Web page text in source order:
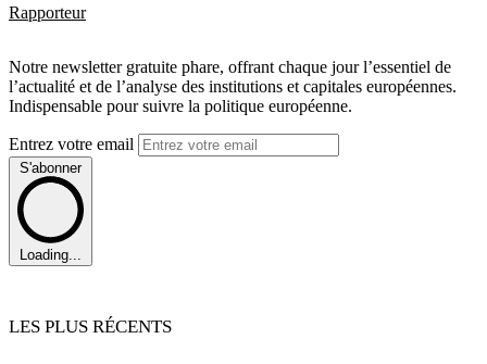
Rapporteur
Notre newsletter gratuite phare, offrant chaque jour l’essentiel de
l’actualité et de l’analyse des institutions et capitales européennes.
Indispensable pour suivre la politique européenne.
Entrez votre email
S'abonner
Loading...
LES PLUS RÉCENTS